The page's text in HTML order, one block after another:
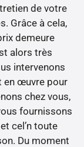
de votre
Grâce à cela,
demeure
alors très
intervenons
en œuvre pour
chez vous,
fournissons
cel’n toute
Du moment